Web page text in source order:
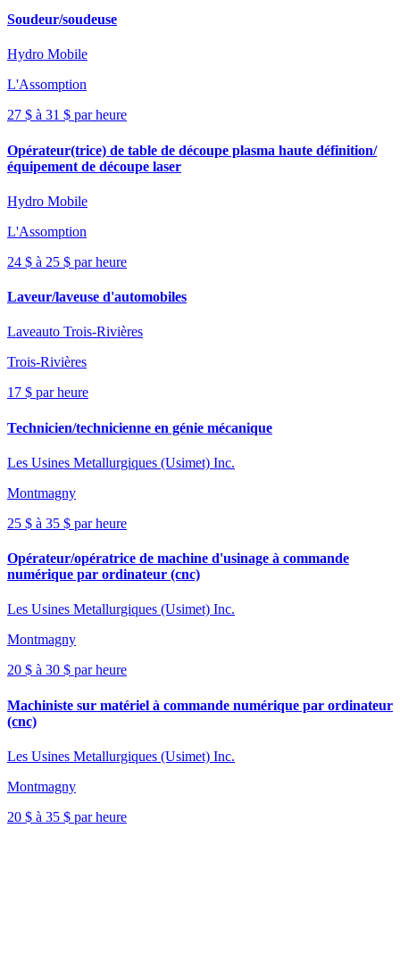
Soudeur/soudeuse
Hydro Mobile
L'Assomption
27 $ à 31 $ par heure
Opérateur(trice) de table de découpe plasma haute définition/
équipement de découpe laser
Hydro Mobile
L'Assomption
24 $ à 25 $ par heure
Laveur/laveuse d'automobiles
Laveauto Trois-Rivières
Trois-Rivières
17 $ par heure
Technicien/technicienne en génie mécanique
Les Usines Metallurgiques (Usimet) Inc.
Montmagny
25 $ à 35 $ par heure
Opérateur/opératrice de machine d'usinage à commande
numérique par ordinateur (cnc)
Les Usines Metallurgiques (Usimet) Inc.
Montmagny
20 $ à 30 $ par heure
Machiniste sur matériel à commande numérique par ordinateur
(cnc)
Les Usines Metallurgiques (Usimet) Inc.
Montmagny
20 $ à 35 $ par heure